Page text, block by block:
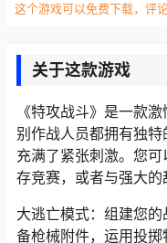
这个游戏可以免费下载，评
关于这款游戏
《特攻战斗》是一款
别作战人员都拥有独
充满了紧张刺激。您
存竞赛，或者与强大的
大逃亡模式：组建您
备枪械附件，运用投